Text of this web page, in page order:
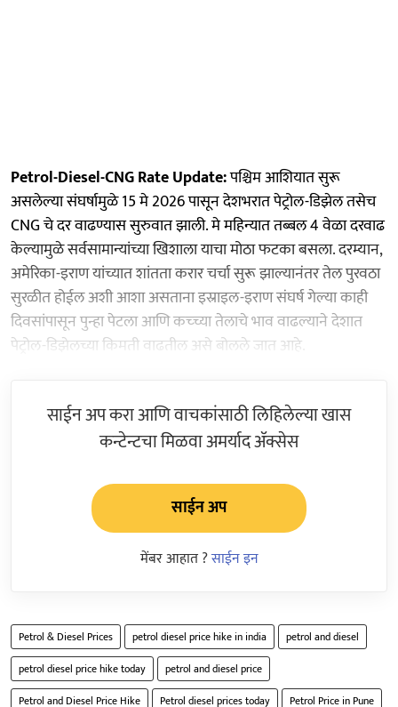
Petrol-Diesel-CNG Rate Update:पश्चिम आशियात सुरू
असलेल्या संघर्षामुळे 15 मे 2026 पासून देशभरात पेट्रोल-डिझेल तसेच
CNG चे दर वाढण्यास सुरुवात झाली. मे महिन्यात तब्बल 4 वेळा दरवाढ
केल्यामुळे सर्वसामान्यांच्या खिशाला याचा मोठा फटका बसला. दरम्यान,
अमेरिका-इराण यांच्यात शांतता करार चर्चा सुरू झाल्यानंतर तेल पुरवठा
सुरळीत होईल अशी आशा असताना इस्राइल-इराण संघर्ष गेल्या काही
दिवसांपासून पुन्हा पेटला आणि कच्च्या तेलाचे भाव वाढल्याने देशात
पेट्रोल-डिझेलच्या किमती वाढतील असे बोलले जात आहे.
साईन अप करा आणि वाचकांसाठी लिहिलेल्या खास
कन्टेन्टचा मिळवा अमर्याद ॲक्सेस
साईन अप
मेंबर आहात ?साईन इन
Petrol & Diesel Prices petrol diesel price hike in india
petrol and diesel
petrol diesel price hike today
petrol and diesel price
Petrol and Diesel Price Hike
Petrol diesel prices today Petrol Price in Pune